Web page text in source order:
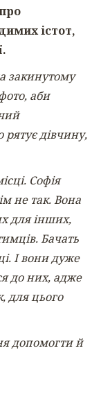
істот,
закинутому
аби
дівчину,
Софія
не так. Вона
для інших,
Бачать
І вони дуже
до них, адже
для цього
допомогти й